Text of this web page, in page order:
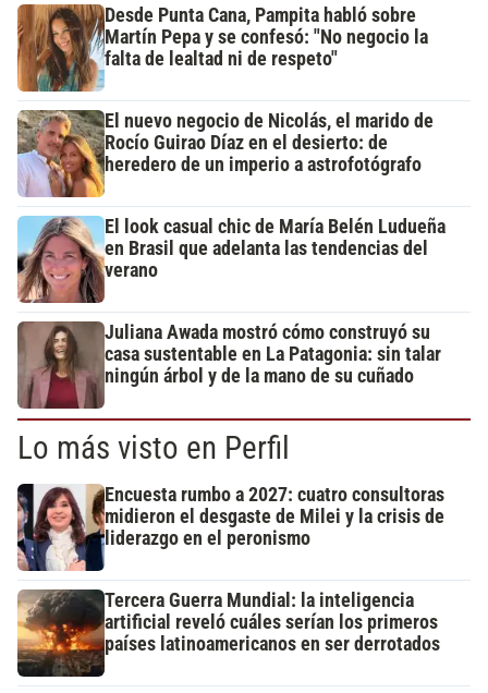
Desde Punta Cana, Pampita habló sobre
Martín Pepa y se confesó: "No negocio la
falta de lealtad ni de respeto"
El nuevo negocio de Nicolás, el marido de
Rocío Guirao Díaz en el desierto: de
heredero de un imperio a astrofotógrafo
El look casual chic de María Belén Ludueña
en Brasil que adelanta las tendencias del
verano
Juliana Awada mostró cómo construyó su
casa sustentable en La Patagonia: sin talar
ningún árbol y de la mano de su cuñado
Lo más visto en Perfil
Encuesta rumbo a 2027: cuatro consultoras
midieron el desgaste de Milei y la crisis de
liderazgo en el peronismo
Tercera Guerra Mundial: la inteligencia
artificial reveló cuáles serían los primeros
países latinoamericanos en ser derrotados